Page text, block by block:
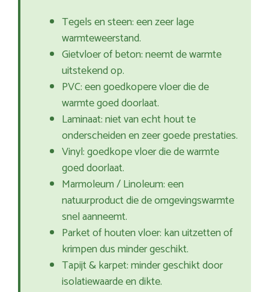
Tegels en steen: een zeer lage
warmteweerstand.
Gietvloer of beton: neemt de warmte
uitstekend op.
PVC: een goedkopere vloer die de
warmte goed doorlaat.
Laminaat: niet van echt hout te
onderscheiden en zeer goede prestaties.
Vinyl: goedkope vloer die de warmte
goed doorlaat.
Marmoleum / Linoleum: een
natuurproduct die de omgevingswarmte
snel aanneemt.
Parket of houten vloer: kan uitzetten of
krimpen dus minder geschikt.
Tapijt & karpet: minder geschikt door
isolatiewaarde en dikte.